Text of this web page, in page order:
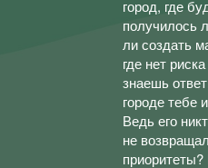
город, где
получилось
ли создать
где нет
знаешь
городе тебе
Ведь его
не